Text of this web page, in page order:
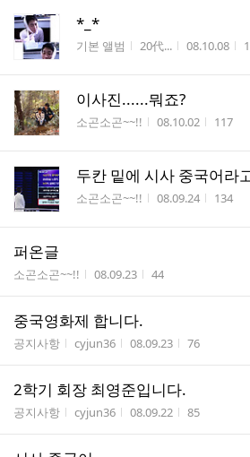
*_*
게시판명
기본 앨범 작성자
20代... 작성시간
08.10.08
이사진......뭐죠?
게시판명
소곤소곤~~!! 작성시간
08.10.02 조회수
117
두칸 밑에 시사 중국어라
게시판명
소곤소곤~~!! 작성시간
08.09.24 조회수
134
퍼온글
게시판명
소곤소곤~~!! 작성시간
08.09.23 조회수
44
중국영화제 합니다.
게시판명
공지사항 작성자
cyjun36 작성시간
08.09.23 조회수
76
2학기 회장 최영준입니다.
게시판명
공지사항 작성자
cyjun36 작성시간
08.09.22 조회수
85